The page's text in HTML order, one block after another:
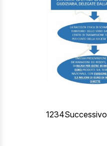
1234Successivo